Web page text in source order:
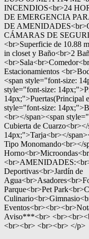
INCENDIOS<br>24
DE EMERGENCIA
DE
CÁMARAS DE
<br>Superficie de 10.88
in closet y Baño<br>2
Estacionamientos
<span style="font-size:
style="font-size:
14px;">Puertas(Principal
style="font-size:
<br></span><span
Cubierta de
14px;">Tarja<br></
Tipo Monomando<br></
Deportivas<br>Jardín de
Parque<br>Pet
Aviso***<br>
<br><br> <br><br> </p>